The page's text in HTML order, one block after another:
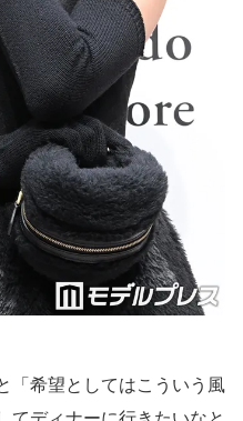
「希望としてはこういう風